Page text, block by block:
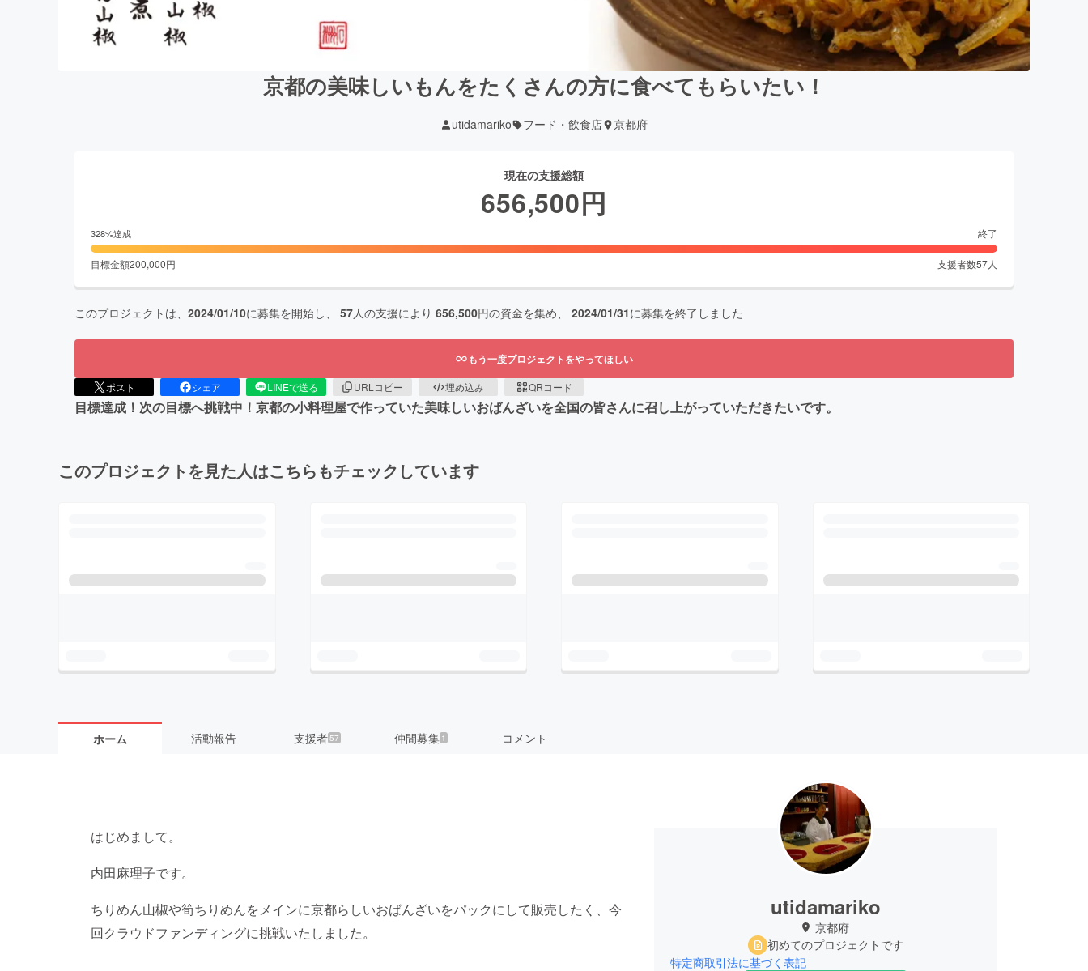
京都の美味しいもんをたくさんの方に食べてもらいたい！
utidamariko フード・飲食店 京都府
現在の支援総額
656,500円
328%達成 終了
目標金額200,000円 支援者数57人
このプロジェクトは、 2024/01/10に募集を開始し、 57人の支援により 656,500円の資金を集め、 2024/01/31に募集を終了しました
もう一度プロジェクトをやってほしい
ポスト シェア LINEで送る URLコピー 埋め込み QRコード
目標達成！次の目標へ挑戦中！京都の小料理屋で作っていた美味しいおばんざいを全国の皆さんに召し上がっていただきたいです。
このプロジェクトを見た人はこちらもチェックしています
ホーム 活動報告 支援者57 仲間募集 1 コメント
はじめまして。
内田麻理子です。
ちりめん山椒や筍ちりめんをメインに京都らしいおばんざいをパックにして販売したく、今
回クラウドファンディングに挑戦いたしました。
utidamariko
京都府
初めてのプロジェクトです
特定商取引法に基づく表記